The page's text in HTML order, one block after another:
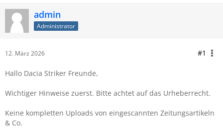
admin
Administrator
12. März 2026 #1
Hallo Dacia Striker Freunde,
Wichtiger Hinweise zuerst. Bitte achtet auf das Urheberrecht.
Keine kompletten Uploads von eingescannten Zeitungsartikeln
& Co.